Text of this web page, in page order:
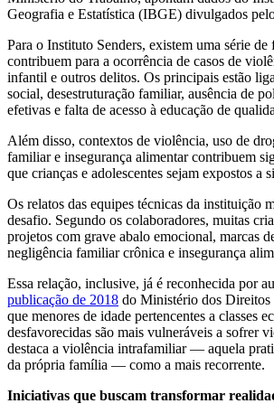
Geografia e Estatística (IBGE) divulgados
Para o Instituto Senders, existem uma série de
contribuem para a ocorrência de casos de
infantil e outros delitos. Os principais estão
social, desestruturação familiar, ausência de
efetivas e falta de acesso à educação de
Além disso, contextos de violência, uso de
familiar e insegurança alimentar contribuem
que crianças e adolescentes sejam expostos a
Os relatos das equipes técnicas da instituição
desafio. Segundo os colaboradores, muitas
projetos com grave abalo emocional, marcas
negligência familiar crônica e insegurança
Essa relação, inclusive, já é reconhecida por
publicação de 2018 do Ministério dos Direitos
que menores de idade pertencentes a classes
desfavorecidas são mais vulneráveis a sofrer
destaca a violência intrafamiliar — aquela
da própria família — como a mais recorrente.
Iniciativas que buscam transformar